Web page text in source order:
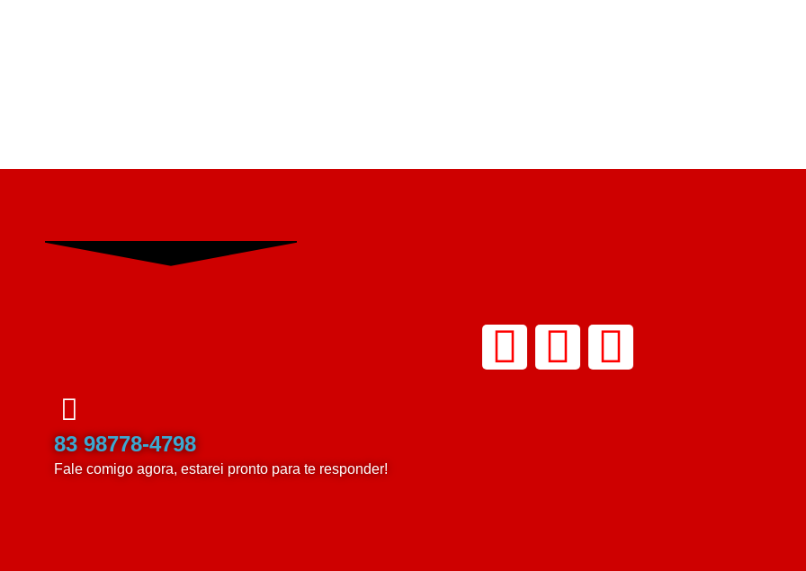
83 98778-4798
Fale comigo agora, estarei pronto para te responder!